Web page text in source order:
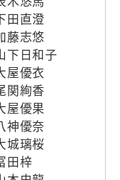
田直澄
藤志悠
下日和子
屋優衣
関絢香
屋優果
神優奈
城璃桜
田梓